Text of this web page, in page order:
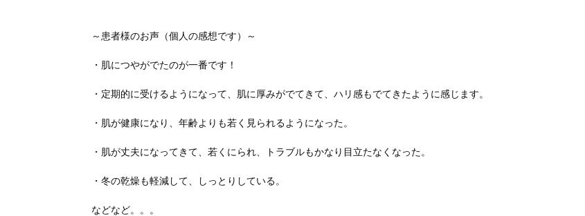
～患者様のお声（個人の感想です）～
・肌につやがでたのが一番です！
・定期的に受けるようになって、肌に厚みがでてきて、ハリ感もでてきたように感じます。
・肌が健康になり、年齢よりも若く見られるようになった。
・肌が丈夫になってきて、若くにられ、トラブルもかなり目立たなくなった。
・冬の乾燥も軽減して、しっとりしている。
などなど。。。